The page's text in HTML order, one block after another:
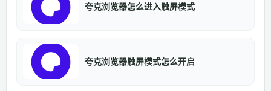
夸克浏览器怎么进入触屏模式
夸克浏览器触屏模式怎么开启